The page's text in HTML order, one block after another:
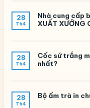
28
Th4
Nhà cung cấp
XUẤT XƯỞNG
28
Th4
Cốc sứ trắng
nhất?
28
Th4
Bộ ấm trà in